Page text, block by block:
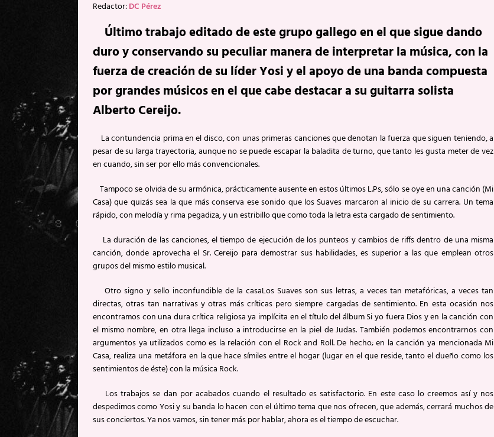
Redactor:DC Pérez
Último trabajo editado de este grupo gallego en el que sigue dando
duro y conservando su peculiar manera de interpretar la música, con la
fuerza de creación de su líder Yosi y el apoyo de una banda compuesta
por grandes músicos en el que cabe destacar a su guitarra solista
Alberto Cereijo.
La contundencia prima en el disco, con unas primeras canciones que denotan la fuerza que siguen teniendo, a
pesar de su larga trayectoria, aunque no se puede escapar la baladita de turno, que tanto les gusta meter de vez
en cuando, sin ser por ello más convencionales.
Tampoco se olvida de su armónica, prácticamente ausente en estos últimos L.Ps, sólo se oye en una canción (Mi
Casa) que quizás sea la que más conserva ese sonido que los Suaves marcaron al inicio de su carrera. Un tema
rápido, con melodía y rima pegadiza, y un estribillo que como toda la letra esta cargado de sentimiento.
La duración de las canciones, el tiempo de ejecución de los punteos y cambios de riffs dentro de una misma
canción, donde aprovecha el Sr. Cereijo para demostrar sus habilidades, es superior a las que emplean otros
grupos del mismo estilo musical.
Otro signo y sello inconfundible de la casaLos Suaves son sus letras, a veces tan metafóricas, a veces tan
directas, otras tan narrativas y otras más críticas pero siempre cargadas de sentimiento. En esta ocasión nos
encontramos con una dura crítica religiosa ya implícita en el título del álbum Si yo fuera Dios y en la canción con
el mismo nombre, en otra llega incluso a introducirse en la piel de Judas. También podemos encontrarnos con
argumentos ya utilizados como es la relación con el Rock and Roll. De hecho; en la canción ya mencionada Mi
Casa, realiza una metáfora en la que hace símiles entre el hogar (lugar en el que reside, tanto el dueño como los
sentimientos de éste) con la música Rock.
Los trabajos se dan por acabados cuando el resultado es satisfactorio. En este caso lo creemos así y nos
despedimos como Yosi y su banda lo hacen con el último tema que nos ofrecen, que además, cerrará muchos de
sus conciertos. Ya nos vamos, sin tener más por hablar, ahora es el tiempo de escuchar.